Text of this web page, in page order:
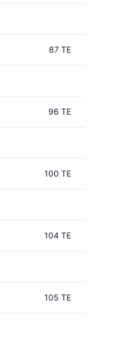
87 TE
96 TE
100 TE
104 TE
105 TE